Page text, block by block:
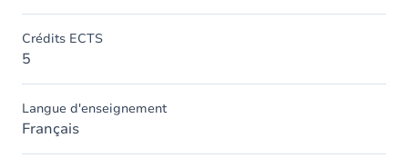
Crédits ECTS
5
Langue d'enseignement
Français